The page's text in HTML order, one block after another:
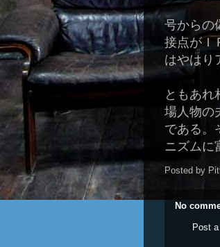
号からの
接点がＩ
はやはり
ともあれ
場人物の
である。
ニズムに
Posted by
No
Post